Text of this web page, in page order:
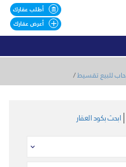
أطلب عقارك
أعرض عقارك
للبيع تقسيط
ابحث بكود العقار